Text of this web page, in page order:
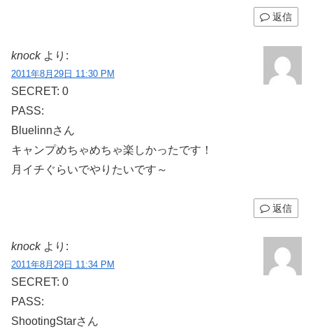
返信
knock より:
2011年8月29日 11:30 PM
SECRET: 0
PASS:
Bluelinnさん
キャンプめちゃめちゃ楽しかったです！
月イチぐらいでやりたいです～
返信
knock より:
2011年8月29日 11:34 PM
SECRET: 0
PASS:
ShootingStarさん